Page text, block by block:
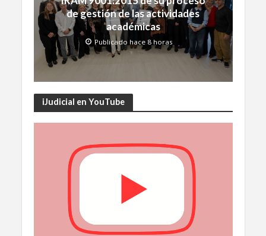
de gestión de las actividades
académicas
Publicado hace 8 horas
iJudicial en YouTube